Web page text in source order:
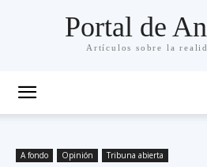
Portal de
Artículos sobre la
A fondo Opinión Tribuna abierta